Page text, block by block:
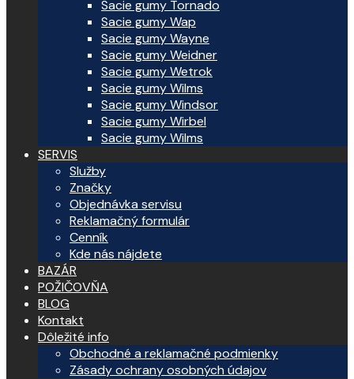
Sacie gumy Tornado
Sacie gumy Wap
Sacie gumy Wayne
Sacie gumy Weidner
Sacie gumy Wetrok
Sacie gumy Wilms
Sacie gumy Windsor
Sacie gumy Wirbel
Sacie gumy Wilms
SERVIS
Služby
Značky
Objednávka servisu
Reklamačný formulár
Cenník
Kde nás nájdete
BAZÁR
POŽIČOVŇA
BLOG
Kontakt
Dôležité info
Obchodné a reklamačné podmienky
Zásady ochrany osobných údajov